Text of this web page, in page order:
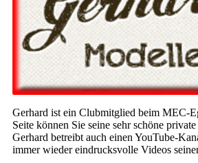
Gerhard ist ein Clubmitglied beim MEC-
Seite können Sie seine sehr schöne
Gerhard betreibt auch einen YouTube-
immer wieder eindrucksvolle Videos